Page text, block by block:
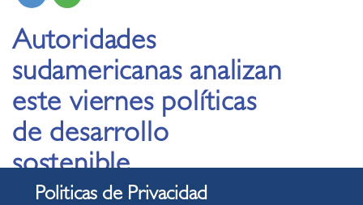
Autoridades
sudamericanas analizan
este viernes políticas
de desarrollo
sostenible